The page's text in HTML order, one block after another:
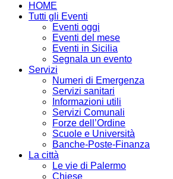
HOME
Tutti gli Eventi
Eventi oggi
Eventi del mese
Eventi in Sicilia
Segnala un evento
Servizi
Numeri di Emergenza
Servizi sanitari
Informazioni utili
Servizi Comunali
Forze dell’Ordine
Scuole e Università
Banche-Poste-Finanza
La città
Le vie di Palermo
Chiese